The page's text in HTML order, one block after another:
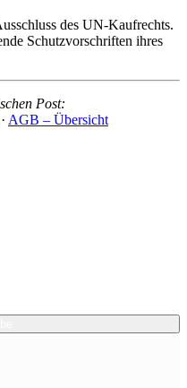
des UN‑Kaufrechts.
Schutzvorschriften ihres
Post:
· AGB – Übersicht